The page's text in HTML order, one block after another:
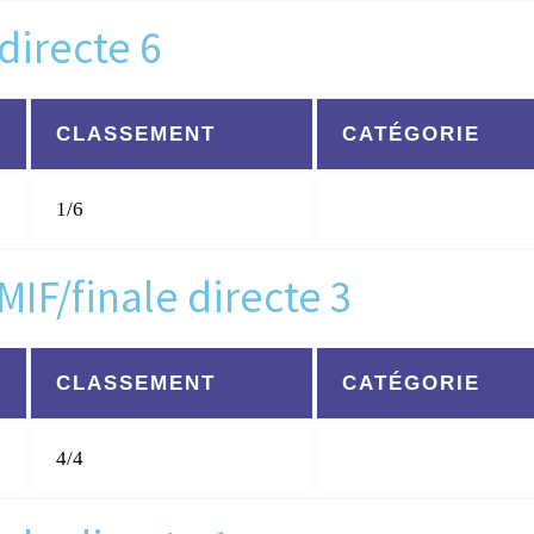
6
CLASSEMENT CATÉGORIE
1/6
finale directe 3
CLASSEMENT CATÉGORIE
4/4